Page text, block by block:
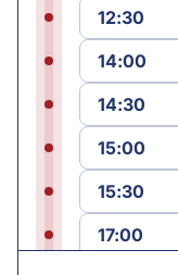
12:30
14:00
14:30
15:00
15:30
17:00